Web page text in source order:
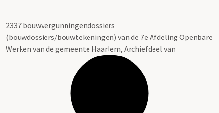
2337 bouwvergunningendossiers
(bouwdossiers/bouwtekeningen) van de 7e Afdeling Openbare
Werken van de gemeente Haarlem, Archiefdeel van